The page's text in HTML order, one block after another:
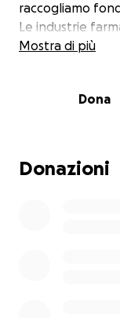
raccogliamo
Le industrie
ricerca in
all'associazione
degenerative
Il Tuscia in jazz
Mostra di più
Dona
Donazioni